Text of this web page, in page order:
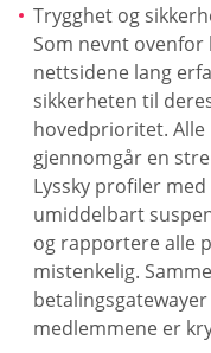
Trygghet og
Som nevnt
nettsidene lang
sikkerheten til
hovedprioritet.
gjennomgår en
Lyssky profiler
umiddelbart
og rapportere alle
mistenkelig.
medlemmene er